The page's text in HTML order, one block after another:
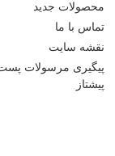
محصولات جدید
تماس با ما
نقشه سایت
پیگیری مرسولات
پیشتاز